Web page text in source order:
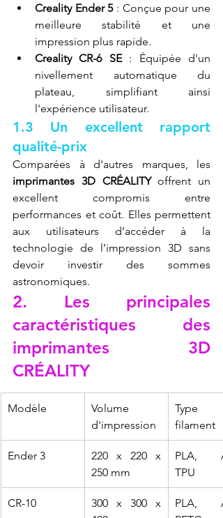
Creality Ender 5 : Conçue pour une
meilleure stabilité et une
impression plus rapide.
Creality CR-6 SE : Équipée d'un
nivellement automatique du
plateau, simplifiant ainsi
l'expérience utilisateur.
1.3 Un excellent rapport
qualité-prix
imprimantes 3D CRÉALITY offrent un
excellent compromis entre
performances et coût. Elles permettent
aux utilisateurs d’accéder à la
technologie de l’impression 3D sans
devoir investir des sommes
astronomiques.
2. Les principales
caractéristiques des
imprimantes 3D
CRÉALITY
Modèle
Volume
d'impression
Type
filament
Ender 3
220 x 220 x
250 mm
PLA,
TPU
CR-10
300 x 300 x
PLA,